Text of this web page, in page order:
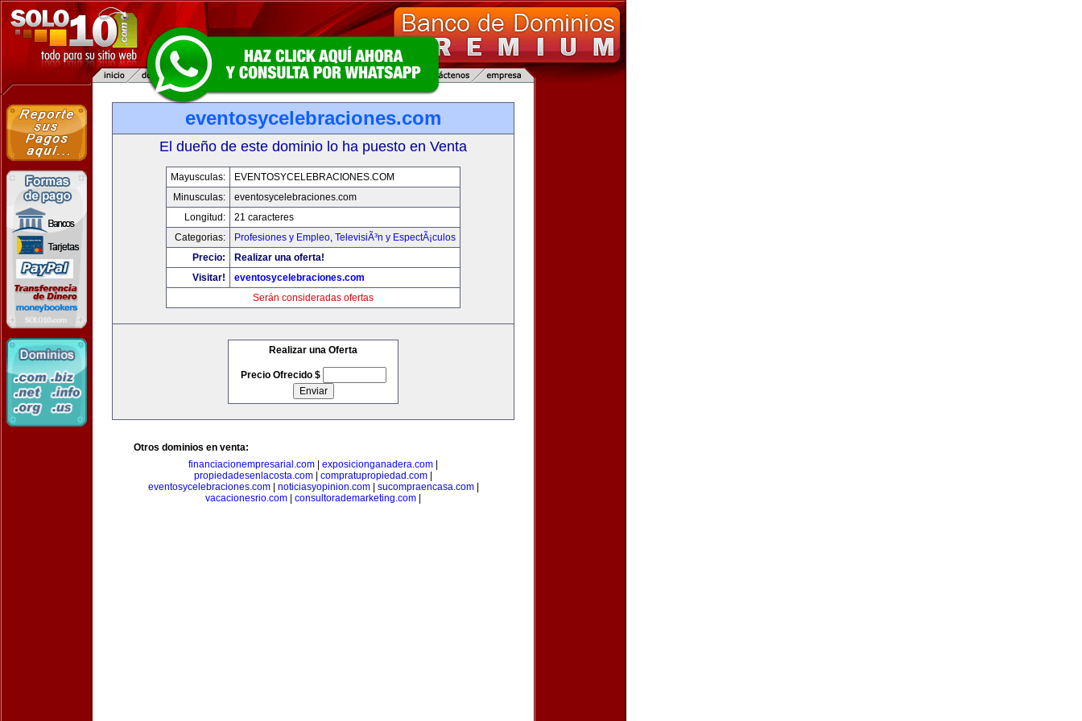
eventosycelebraciones.com
El dueño de este dominio lo ha puesto en Venta
Mayusculas:
EVENTOSYCELEBRACIONES.COM
Minusculas:
eventosycelebraciones.com
Longitud:
21 caracteres
Categorias:
Profesiones y Empleo, TelevisiÃ³n y EspectÃ¡culos
Precio:
Realizar una oferta!
Visitar!
eventosycelebraciones.com
Serán consideradas ofertas
Realizar una Oferta
Precio Ofrecido $
Otros dominios en venta:
financiacionempresarial.com
exposicionganadera.com
propiedadesenlacosta.com
compratupropiedad.com
eventosycelebraciones.com| noticiasyopinion.com| sucompraencasa.com|
vacacionesrio.com
consultorademarketing.com